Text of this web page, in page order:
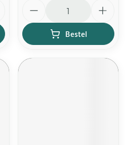
Bestel